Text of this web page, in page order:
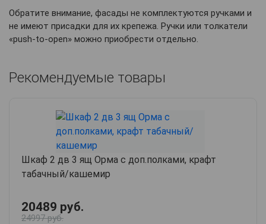
Обратите внимание, фасады не комплектуются ручками и
не имеют присадки для их крепежа. Ручки или толкатели
«push-to-open» можно приобрести отдельно.
Рекомендуемые товары
Шкаф 2 дв 3 ящ Орма с доп.полками, крафт
табачный/кашемир
20489 руб.
24997 руб.